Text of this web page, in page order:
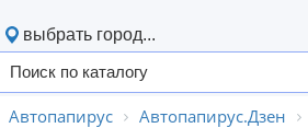
выбрать город...
Автопапирус Автопапирус.Дзен